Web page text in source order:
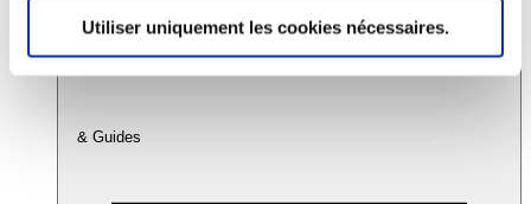
Utiliser uniquement les cookies nécessaires.
& Guides